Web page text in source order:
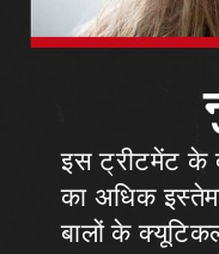
इस ट्रीटमेंट के
का अधिक
बालों के